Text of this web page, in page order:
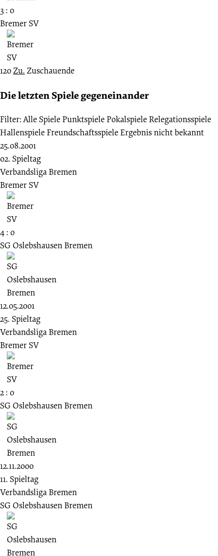
3 : 0
Bremer SV
120Zu. Zuschauende
Die letzten Spiele gegeneinander
Filter: Alle SpielePunktspielePokalspieleRelegationsspiele
HallenspieleFreundschaftsspieleErgebnis nicht bekannt
25.08.2001
02. Spieltag
Verbandsliga Bremen
Bremer SV
4 : 0
SG Oslebshausen Bremen
12.05.2001
25. Spieltag
Verbandsliga Bremen
Bremer SV
2 : 0
SG Oslebshausen Bremen
12.11.2000
11. Spieltag
Verbandsliga Bremen
SG Oslebshausen Bremen